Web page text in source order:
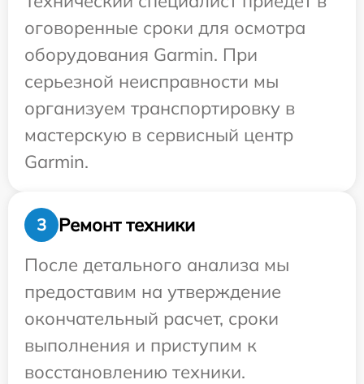
оговоренные сроки для осмотра
оборудования Garmin. При
серьезной неисправности мы
организуем транспортировку в
мастерскую в сервисный центр
Garmin.
3
Ремонт техники
После детального анализа мы
предоставим на утверждение
окончательный расчет, сроки
выполнения и приступим к
восстановлению техники.